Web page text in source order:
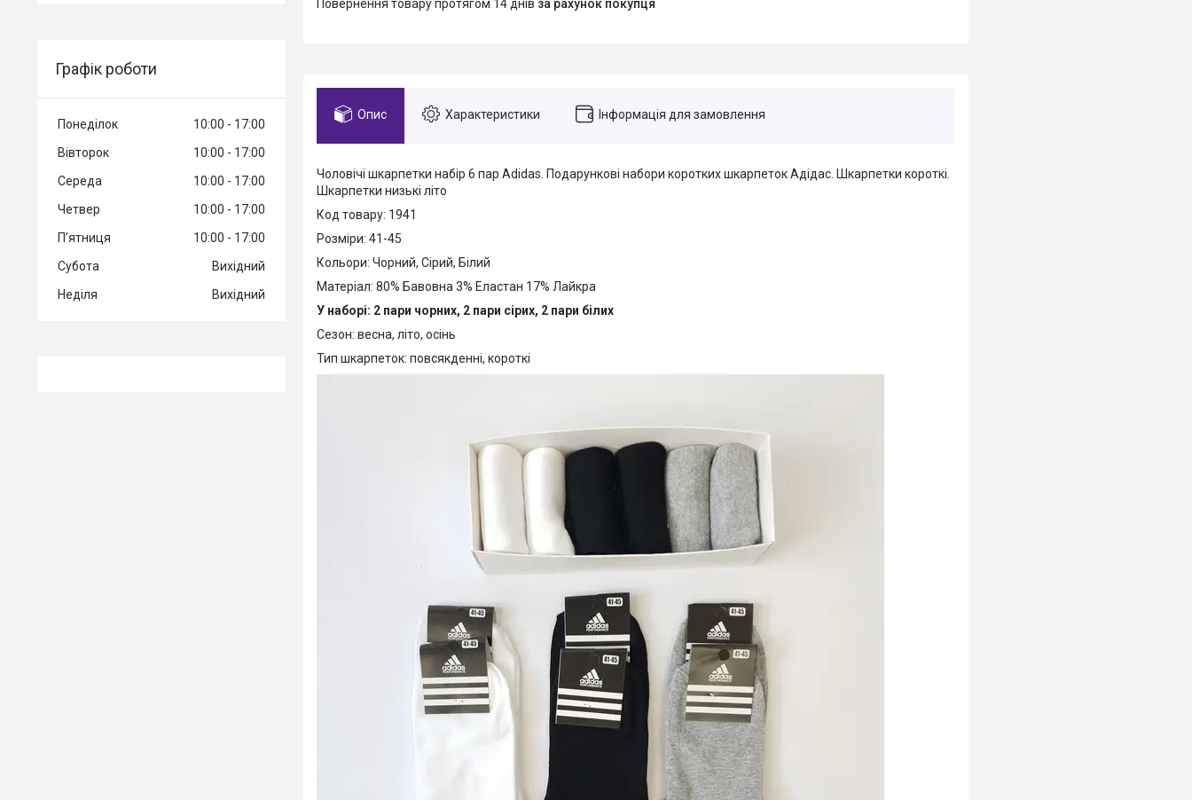
повернення товару протягом 14 днів за рахунок покупця
Опис Характеристики Інформація для замовлення
Чоловічі шкарпетки набір 6 пар Adidas. Подарункові набори коротких шкарпеток Адідас. Шкарпетки короткі.
Шкарпетки низькі літо
Код товару: 1941
Розміри: 41-45
Кольори: Чорний, Сірий, Білий
Матеріал: 80% Бавовна 3% Еластан 17% Лайкра
У наборі: 2 пари чорних, 2 пари сірих, 2 пари білих
Сезон: весна, літо, осінь
Тип шкарпеток: повсякденні, короткі
Графік роботи
Понеділок 10:00
17:00
Вівторок
10:00
17:00
Середа
10:00
17:00
Четвер
10:00
17:00
Пʼятниця
10:00
17:00
Субота
Вихідний
Неділя
Вихідний